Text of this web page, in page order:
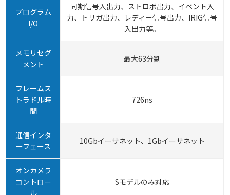
プログラム
I/O
同期信号入出力、ストロボ出力、イベント入
力、トリガ出力、レディー信号出力、IRIG信号
入出力等。
メモリセグ
メント
最大63分割
フレームス
トラドル時
間
726ns
通信インタ
ーフェース
10Gbイーサネット、1Gbイーサネット
オンカメラ
コントロー
ル
Sモデルのみ対応